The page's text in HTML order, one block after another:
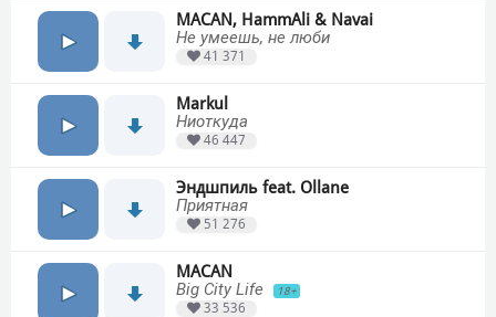
MACAN, HammAli & Navai
Не умеешь, не люби
41 371
Markul
Ниоткуда
46 447
Эндшпиль feat. Ollane
Приятная
51 276
MACAN
Big City Life
18+
33 536